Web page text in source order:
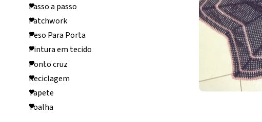
Passo a passo
Patchwork
Peso Para Porta
Pintura em tecido
Ponto cruz
Reciclagem
Tapete
Toalha